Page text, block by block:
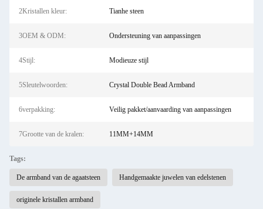
2Kristallen kleur: Tianhe steen
3OEM & ODM: Ondersteuning van aanpassingen
4Stijl: Modieuze stijl
5Sleutelwoorden: Crystal Double Bead Armband
6verpakking: Veilig pakket/aanvaarding van aanpassingen
7Grootte van de kralen: 11MM+14MM
Tags:
De armband van de agaatsteen Handgemaakte juwelen van edelstenen
originele kristallen armband